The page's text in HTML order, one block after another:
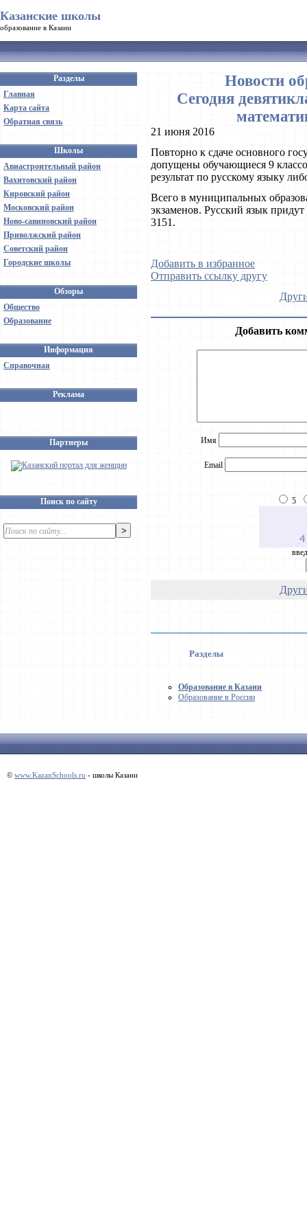
Казанские школы
образование в Казани
Разделы
Главная
Карта сайта
Обратная связь
Школы
Авиастроительный район
Вахитовский район
Кировский район
Московский район
Ново-савиновский район
Приволжский район
Советский район
Городские школы
Обзоры
Общество
Образование
Информация
Справочная
Реклама
Партнеры
Поиск по сайту
Новости
Сегодня
21 июня 2016
Повторно к сдаче основного
допущены обучающиеся 9
результат по русскому языку
Всего в муниципальных
экзаменов. Русский язык
3151.
Добавить в избранное
Отправить ссылку другу
Добавить
Имя
Email
5
Разделы
Образование в Казани
Образование в России
© www.KazanSchools.ru - школы Казани